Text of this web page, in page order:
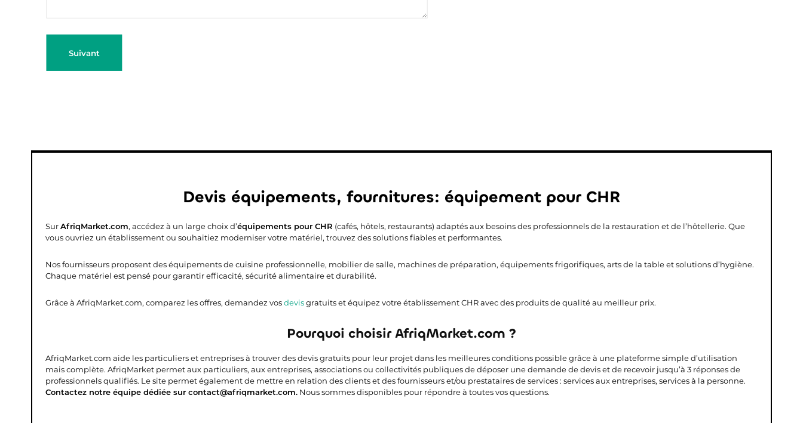
Suivant
Devis équipements, fournitures: équipement pour CHR
SurAfriqMarket.com, accédez à un large choix d’équipements pour CHR (cafés, hôtels, restaurants) adaptés aux besoins des professionnels de la restauration et de l’hôtellerie. Que
vous ouvriez un établissement ou souhaitiez moderniser votre matériel, trouvez des solutions fiables et performantes.
Nos fournisseurs proposent des équipements de cuisine professionnelle, mobilier de salle, machines de préparation, équipements frigorifiques, arts de la table et solutions d’hygiène.
Chaque matériel est pensé pour garantir efficacité, sécurité alimentaire et durabilité.
Grâce à AfriqMarket.com, comparez les offres, demandez vosdevisgratuits et équipez votre établissement CHR avec des produits de qualité au meilleur prix.
Pourquoi choisir AfriqMarket.com ?
AfriqMarket.com aide les particuliers et entreprises à trouver des devis gratuits pour leur projet dans les meilleures conditions possible grâce à une plateforme simple d’utilisation
mais complète. AfriqMarket permet aux particuliers, aux entreprises, associations ou collectivités publiques de déposer une demande de devis et de recevoir jusqu’à 3 réponses de
professionnels qualifiés. Le site permet également de mettre en relation des clients et des fournisseurs et/ou prestataires de services : services aux entreprises, services à la personne.
Contactez notre équipe dédiée sur contact@afriqmarket.com. Nous sommes disponibles pour répondre à toutes vos questions.